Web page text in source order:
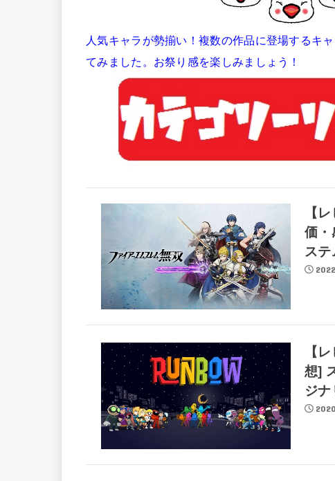
人気キャラが勢揃い！複数の作品に登場するキ
てみました。お祭り感を楽しみましょう！
【
価・
ステ
【
想]
ジナ